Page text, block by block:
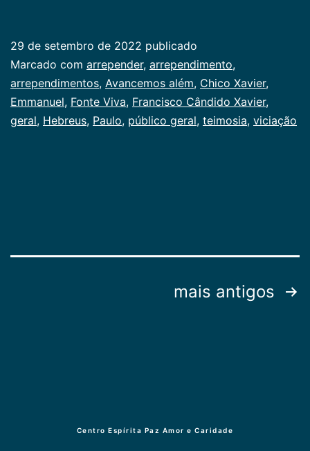
29 de setembro de 2022 publicado
Categorizado
como
Publicogeral
Marcado com arrepender, arrependimento,
arrependimentos, Avancemos além, Chico Xavier,
Emmanuel, Fonte Viva, Francisco Cândido Xavier,
geral, Hebreus, Paulo, público geral, teimosia, viciação
mais antigos
Centro Espírita Paz Amor e Caridade